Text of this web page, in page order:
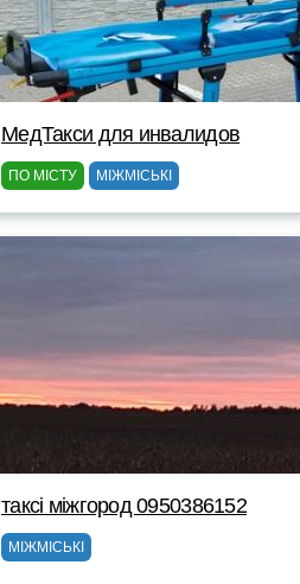
МедТакси для инвалидов
ПО МІСТУ МІЖМІСЬКІ
таксі міжгород 0950386152
МІЖМІСЬКІ